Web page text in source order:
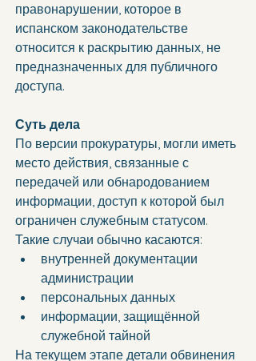
правонарушении, которое в
испанском законодательстве
относится к раскрытию данных, не
предназначенных для публичного
доступа.
Суть дела
По версии прокуратуры, могли иметь
место действия, связанные с
передачей или обнародованием
информации, доступ к которой был
ограничен служебным статусом.
Такие случаи обычно касаются:
внутренней документации
администрации
персональных данных
информации, защищённой
служебной тайной
На текущем этапе детали обвинения